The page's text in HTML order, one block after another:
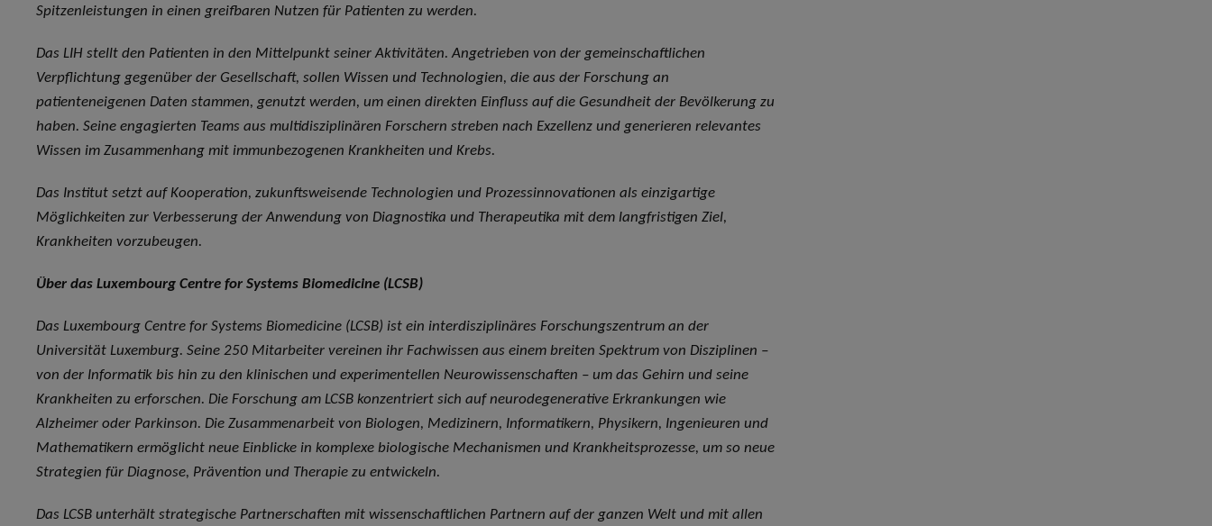
Spitzenleistungen in einen greifbaren Nutzen für Patienten zu werden.
Das LIH stellt den Patienten in den Mittelpunkt seiner Aktivitäten. Angetrieben von der gemeinschaftlichen
Verpflichtung gegenüber der Gesellschaft, sollen Wissen und Technologien, die aus der Forschung an
patienteneigenen Daten stammen, genutzt werden, um einen direkten Einfluss auf die Gesundheit der Bevölkerung zu
haben. Seine engagierten Teams aus multidisziplinären Forschern streben nach Exzellenz und generieren relevantes
Wissen im Zusammenhang mit immunbezogenen Krankheiten und Krebs.
Das Institut setzt auf Kooperation, zukunftsweisende Technologien und Prozessinnovationen als einzigartige
Möglichkeiten zur Verbesserung der Anwendung von Diagnostika und Therapeutika mit dem langfristigen Ziel,
Krankheiten vorzubeugen.
Über das Luxembourg Centre for Systems Biomedicine (LCSB)
Das Luxembourg Centre for Systems Biomedicine (LCSB) ist ein interdisziplinäres Forschungszentrum an der
Universität Luxemburg. Seine 250 Mitarbeiter vereinen ihr Fachwissen aus einem breiten Spektrum von Disziplinen –
von der Informatik bis hin zu den klinischen und experimentellen Neurowissenschaften – um das Gehirn und seine
Krankheiten zu erforschen. Die Forschung am LCSB konzentriert sich auf neurodegenerative Erkrankungen wie
Alzheimer oder Parkinson. Die Zusammenarbeit von Biologen, Medizinern, Informatikern, Physikern, Ingenieuren und
Mathematikern ermöglicht neue Einblicke in komplexe biologische Mechanismen und Krankheitsprozesse, um so neue
Strategien für Diagnose, Prävention und Therapie zu entwickeln.
Das LCSB unterhält strategische Partnerschaften mit wissenschaftlichen Partnern auf der ganzen Welt und mit allen